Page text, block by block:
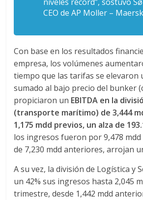
e
d
e
E
q
u
CEO de AP Moller –
Con base en los resultados
empresa, los volúmenes
tiempo que las tarifas se elevaron
sumado al bajo precio del bunker
propiciaron un EBITDA en la
(transporte marítimo) de 3,444
1,175 mdd previos, un alza de
los ingresos fueron por 9,478
de 7,230 mdd anteriores, arrojan
A su vez, la división de Logística y
un 42% sus ingresos hasta 2,045
trimestre, desde 1,442 mdd